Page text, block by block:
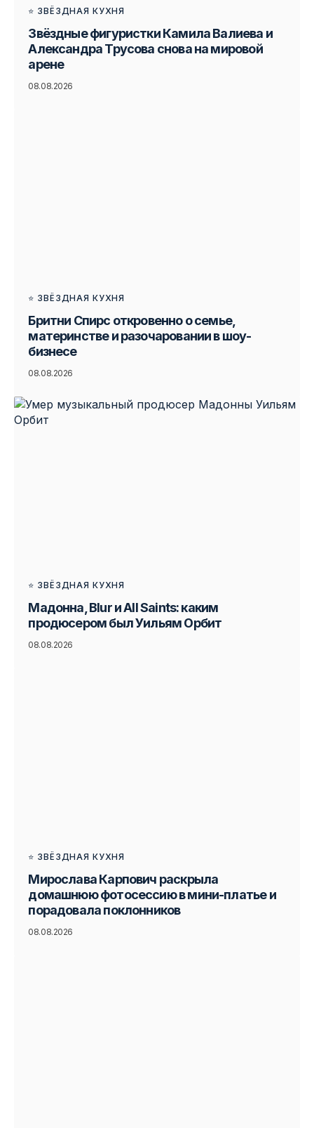
⭐ ЗВЁЗДНАЯ КУХНЯ
Звёздные фигуристки Камила Валиева и
Александра Трусова снова на мировой
арене
08.08.2026
⭐ ЗВЁЗДНАЯ КУХНЯ
Бритни Спирс откровенно о семье,
материнстве и разочаровании в шоу-
бизнесе
08.08.2026
⭐ ЗВЁЗДНАЯ КУХНЯ
Мадонна, Blur и All Saints: каким
продюсером был Уильям Орбит
08.08.2026
⭐ ЗВЁЗДНАЯ КУХНЯ
Мирослава Карпович раскрыла
домашнюю фотосессию в мини-платье и
порадовала поклонников
08.08.2026